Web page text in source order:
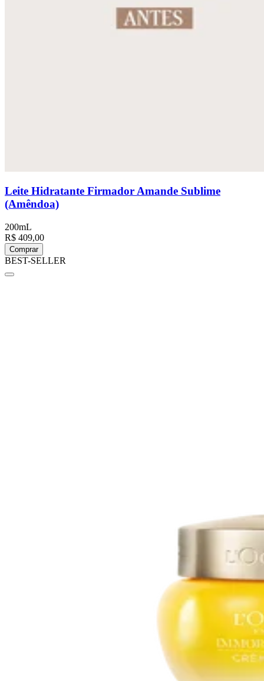
Leite Hidratante Firmador Amande Sublime
(Amêndoa)
200mL
R$ 409,00
Comprar
BEST-SELLER